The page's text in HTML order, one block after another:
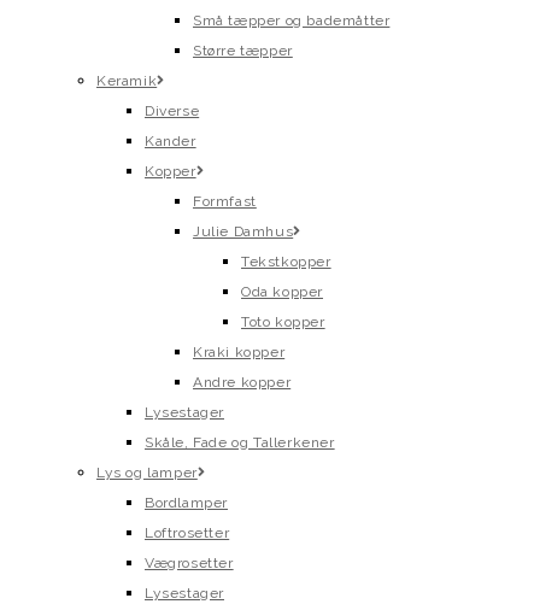
Små tæpper og bademåtter
Større tæpper
Keramik
Diverse
Kander
Kopper
Formfast
Julie Damhus
Tekstkopper
Oda kopper
Toto kopper
Kraki kopper
Andre kopper
Lysestager
Skåle, Fade og Tallerkener
Lys og lamper
Bordlamper
Loftrosetter
Vægrosetter
Lysestager